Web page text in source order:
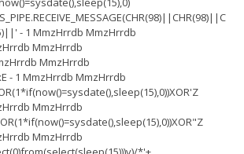
- 1 MmzHrrdb MmzHrrdb
MmzHrrdb
MmzHrrdb
- 1 MmzHrrdb MmzHrrdb
MmzHrrdb
MmzHrrdb